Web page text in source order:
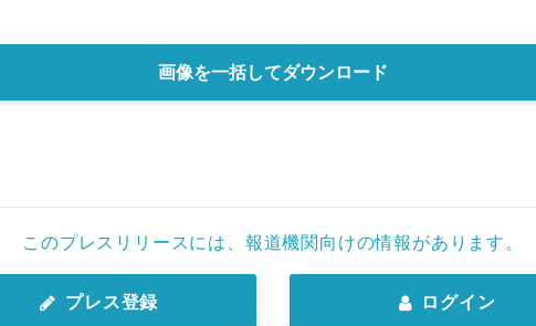
画像を一括してダウンロード
このプレスリリースには、報道機関向けの情報があります。
プレス登録 ログイン